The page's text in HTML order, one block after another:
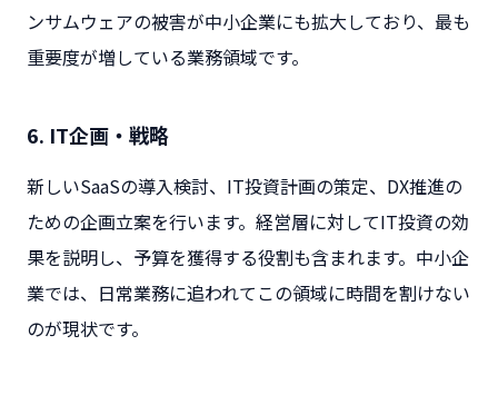
ンサムウェアの被害が中小企業にも拡大しており、最も
重要度が増している業務領域です。
6. IT企画・戦略
新しいSaaSの導入検討、IT投資計画の策定、DX推進の
ための企画立案を行います。経営層に対してIT投資の効
果を説明し、予算を獲得する役割も含まれます。中小企
業では、日常業務に追われてこの領域に時間を割けない
のが現状です。